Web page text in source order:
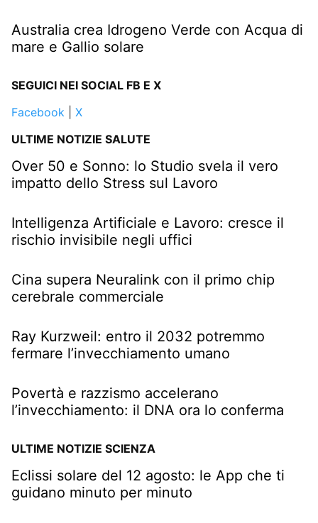
Australia crea Idrogeno Verde con Acqua di
mare e Gallio solare
SEGUICI NEI SOCIAL FB E X
Facebook
X
ULTIME NOTIZIE SALUTE
Over 50 e Sonno: lo Studio svela il vero
impatto dello Stress sul Lavoro
Intelligenza Artificiale e Lavoro: cresce il
rischio invisibile negli uffici
Cina supera Neuralink con il primo chip
cerebrale commerciale
Ray Kurzweil: entro il 2032 potremmo
fermare l’invecchiamento umano
Povertà e razzismo accelerano
l’invecchiamento: il DNA ora lo conferma
ULTIME NOTIZIE SCIENZA
Eclissi solare del 12 agosto: le App che ti
guidano minuto per minuto